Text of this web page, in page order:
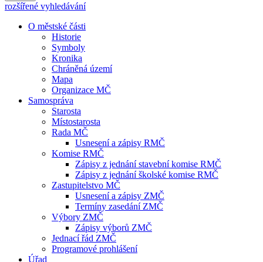
rozšířené vyhledávání
O městské části
Historie
Symboly
Kronika
Chráněná území
Mapa
Organizace MČ
Samospráva
Starosta
Místostarosta
Rada MČ
Usnesení a zápisy RMČ
Komise RMČ
Zápisy z jednání stavební komise RMČ
Zápisy z jednání školské komise RMČ
Zastupitelstvo MČ
Usnesení a zápisy ZMČ
Termíny zasedání ZMČ
Výbory ZMČ
Zápisy výborů ZMČ
Jednací řád ZMČ
Programové prohlášení
Úřad